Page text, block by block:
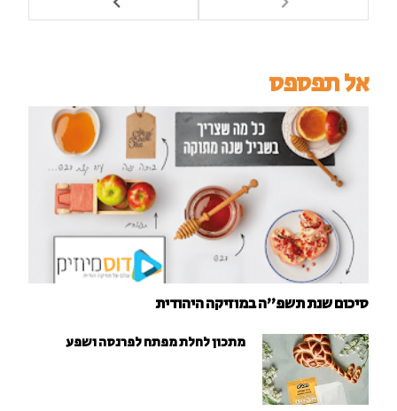
אל תפספס
סיכום שנת תשפ"ה במוזיקה היהודית
מתכון לחלת מפתח לפרנסה ושפע